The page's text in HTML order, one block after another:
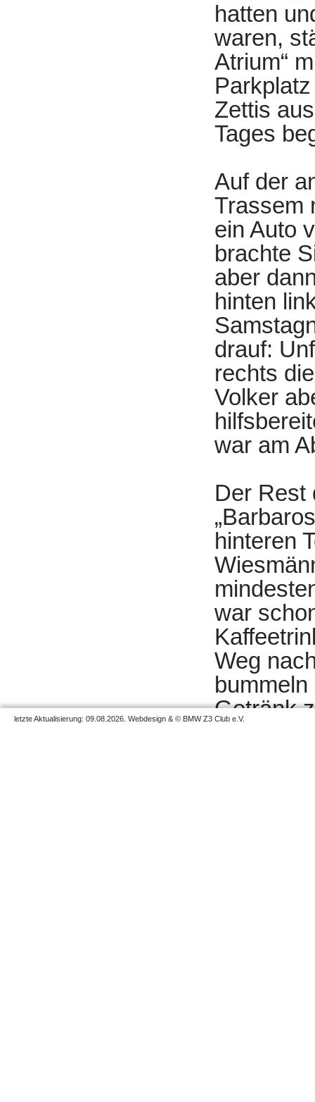
hatten
waren,
Atrium“
Zettis
Tages
Auf der
Trassem
ein Auto
brachte
aber
hinten
drauf:
rechts
Volker
war am
Der Rest
hinteren
war
Weg
Getränk
letzte Aktualisierung: 09.08.2026. Webdesign & © BMW Z3 Club e.V.